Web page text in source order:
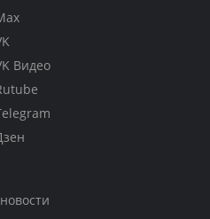
Видео